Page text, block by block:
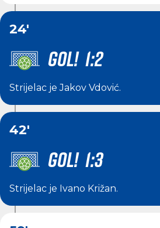
24'
GOL! 1:2
Strijelac jeJakov Vdović.
42'
GOL! 1:3
Strijelac je Ivano Križan.